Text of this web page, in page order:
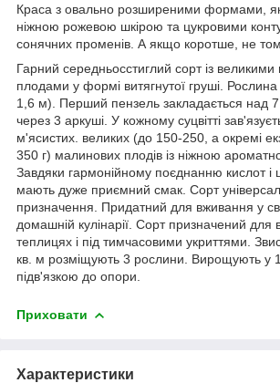
Краса з овально розширеними формами,
ніжною рожевою шкірою та цукровими
сонячних променів. А якщо коротше, не
Гарний середньосстиглий сорт із
плодами у формі витягнутої груші.
1,6 м). Перший пензель закладається над 7
через 3 аркуші. У кожному суцвітті
м'ясистих. великих (до 150-250, а окремі
350 г) малинових плодів із ніжною
Завдяки гармонійному поєднанню кислот і
мають дуже приємний смак. Сорт
призначення. Придатний для вживання у
домашній кулінарії. Сорт призначений
теплицях і під тимчасовими укриттями.
кв. м розміщують 3 рослини. Вирощують у
підв'язкою до опори.
Приховати
Характеристики